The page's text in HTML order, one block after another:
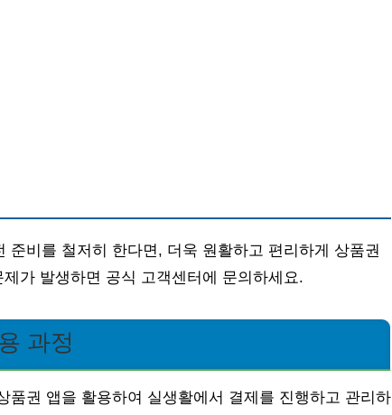
준비를 철저히 한다면, 더욱 원활하고 편리하게 상품권
가 발생하면 공식 고객센터에 문의하세요.
과정
품권 앱을 활용하여 실생활에서 결제를 진행하고 관리하